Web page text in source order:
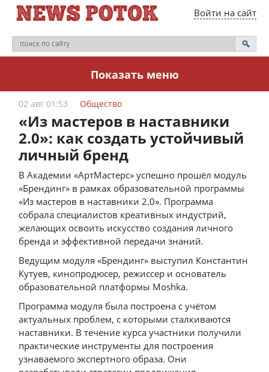
Войти на сайт
Показать меню
02 авг 01:53 Общество
«Из мастеров в наставники
2.0»: как создать устойчивый
личный бренд
В Академии «АртМастерс» успешно прошёл модуль
«Брендинг» в рамках образовательной программы
«Из мастеров в наставники 2.0». Программа
собрала специалистов креативных индустрий,
желающих освоить искусство создания личного
бренда и эффективной передачи знаний.
Ведущим модуля «Брендинг» выступил Константин
Кутуев, кинопродюсер, режиссер и основатель
образовательной платформы Moshka.
Программа модуля была построена с учётом
актуальных проблем, с которыми сталкиваются
наставники. В течение курса участники получили
практические инструменты для построения
узнаваемого экспертного образа. Они